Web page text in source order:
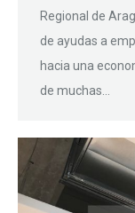
Regional de
de ayudas a
hacia una
de muchas…